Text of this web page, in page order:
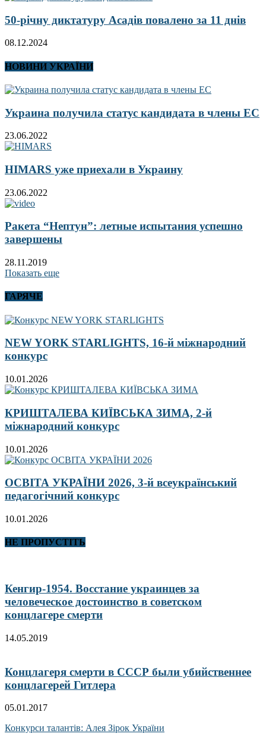
50-річну диктатуру Асадів повалено за 11 днів
08.12.2024
НОВИНИ УКРАЇНИ
Украина получила статус кандидата в члены ЕС
23.06.2022
HIMARS уже приехали в Украину
23.06.2022
Ракета “Нептун”: летные испытания успешно
завершены
28.11.2019
Показать еще
ГАРЯЧЕ
NEW YORK STARLIGHTS, 16-й міжнародний
конкурс
10.01.2026
КРИШТАЛЕВА КИЇВСЬКА ЗИМА, 2-й
міжнародний конкурс
10.01.2026
ОСВІТА УКРАЇНИ 2026, 3-й всеукраїнський
педагогічний конкурс
10.01.2026
НЕ ПРОПУСТІТЬ
Кенгир-1954. Восстание украинцев за
человеческое достоинство в советском
концлагере смерти
14.05.2019
Концлагеря смерти в СССР были убийственнее
концлагерей Гитлера
05.01.2017
Конкурси талантів: Алея Зірок України